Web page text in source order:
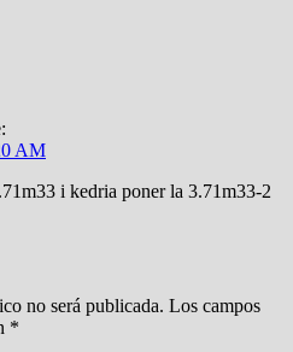
AM
i kedria poner la 3.71m33-2
no será publicada. Los campos
*